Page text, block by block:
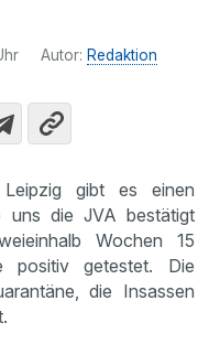
Autor: Redaktion
gibt es einen
uns die JVA bestätigt
Wochen 15
positiv getestet. Die
die Insassen